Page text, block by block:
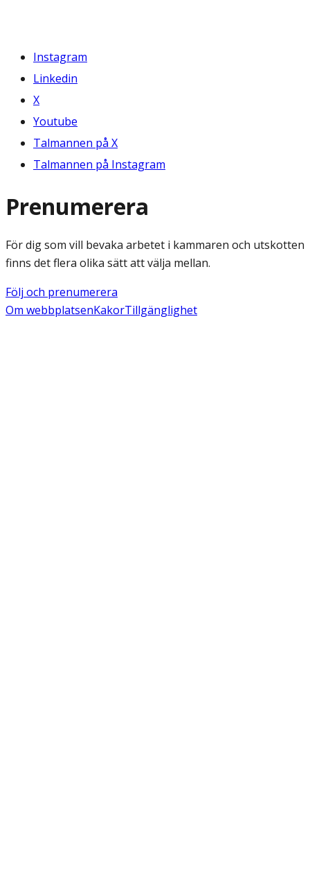
Instagram
Linkedin
X
Youtube
Talmannen på X
Talmannen på Instagram
Prenumerera
För dig som vill bevaka arbetet i kammaren och utskotten
finns det flera olika sätt att välja mellan.
Följ och prenumerera
Om webbplatsenKakorTillgänglighet